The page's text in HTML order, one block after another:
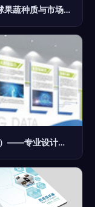
2019年德国柏林国际水果蔬菜展 链接全球果蔬种质与市场的舞台
大数据信息安全宣传文化墙设计（含文案）——专业设计服务